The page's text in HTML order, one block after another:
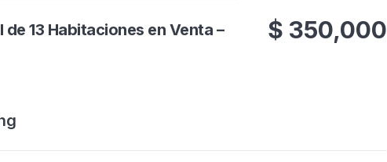
fotos
de 13 Habitaciones en Venta –
$ 350,000